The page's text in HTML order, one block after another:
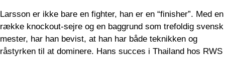
Larsson er ikke bare en fighter, han er en “finisher”. Med en
række knockout-sejre og en baggrund som trefoldig svensk
mester, har han bevist, at han har både teknikken og
råstyrken til at dominere. Hans succes i Thailand hos RWS